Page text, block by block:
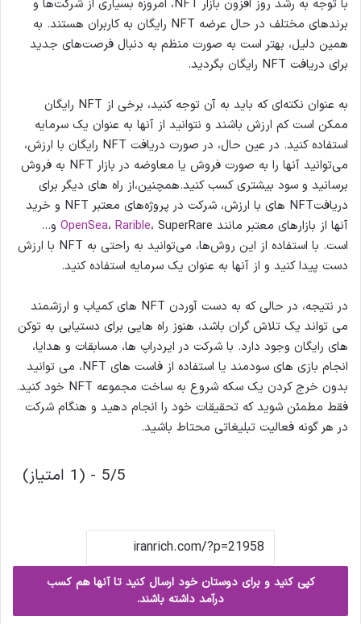
با توجه به رشد روز افزون بازار NFT، امروزه بسیاری از شرکت‌ها و
برندهای مختلف در حال عرضه NFT رایگان به کاربران هستند. به
همین دلیل، بهتر است به صورت منظم به دنبال فرصت‌های جدید
برای دریافت NFT رایگان بگردید.
به عنوان نکته‌ای که باید به آن توجه کنید، برخی از NFT رایگان
ممکن است کم ارزش باشند و نتوانید از آنها به عنوان یک سرمایه
استفاده کنید. در عین حال، در صورت دریافت NFT رایگان با ارزش،
می‌توانید آنها را به صورت فروش یا معاوضه در بازار NFT به فروش
برسانید و سود بیشتری کسب کنید.همچنین،از راه های دیگر برای
دریافتNFT های با ارزش، شرکت در پروژه‌های معتبر NFT و خرید
آنها از بازارهای معتبر مانند
OpenSea، Rarible
، SuperRare و…
است. با استفاده از این روش‌ها، می‌توانید به راحتی به NFT با ارزش
دست پیدا کنید و از آنها به عنوان یک سرمایه استفاده کنید.
در نتیجه، در حالی که به دست آوردن NFT های کمیاب و ارزشمند
می تواند یک تلاش گران باشد، هنوز راه هایی برای دستیابی به توکن
های رایگان وجود دارد. با شرکت در ایردراپ ها، مسابقات و هدایا،
انجام بازی های سودمند یا استفاده از فاست های NFT، می توانید
بدون خرج کردن یک سکه شروع به ساخت مجموعه NFT خود کنید.
فقط مطمئن شوید که تحقیقات خود را انجام دهید و هنگام شرکت
در هر گونه فعالیت تبلیغاتی محتاط باشید.
5/5 - (1 امتیاز)
کپی کنید و برای دوستان خود ارسال کنید تا آنها هم کسب
درآمد داشته باشند.